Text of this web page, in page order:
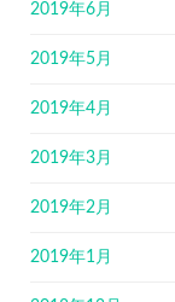
2019年6月
2019年5月
2019年4月
2019年3月
2019年2月
2019年1月